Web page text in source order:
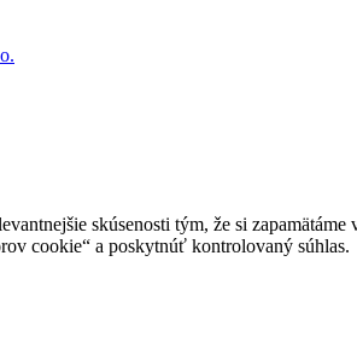
skúsenosti tým, že si
cookie“ a poskytnúť kontrolovaný súhlas.